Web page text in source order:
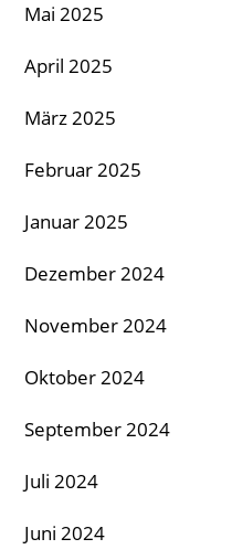
Mai 2025
April 2025
März 2025
Februar 2025
Januar 2025
Dezember 2024
November 2024
Oktober 2024
September 2024
Juli 2024
Juni 2024